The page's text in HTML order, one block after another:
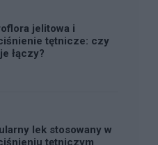
jelitowa i
tętnicze: czy
łączy?
lek stosowany w
tętniczym